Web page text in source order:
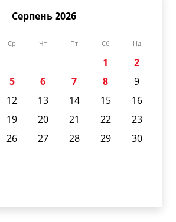
Серпень 2026
Ср Чт Пт Сб Нд
1
2
5 6 7 8
9
12 13 14 15
16
19 20 21 22
23
26 27 28 29
30